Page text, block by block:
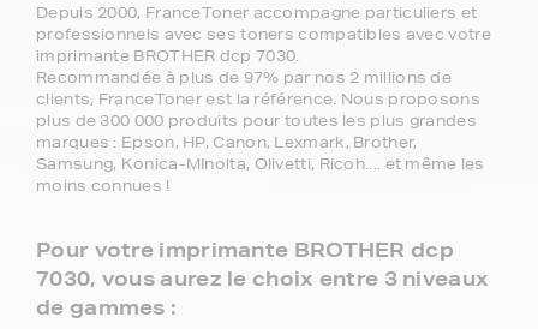
Depuis 2000, FranceToner accompagne particuliers et
professionnels avec ses toners compatibles avec votre
imprimante BROTHER dcp 7030.
Recommandée à plus de 97% par nos 2 millions de
clients, FranceToner est la référence. Nous proposons
plus de 300 000 produits pour toutes les plus grandes
marques : Epson, HP, Canon, Lexmark, Brother,
Samsung, Konica-MInolta, Olivetti, Ricoh.... et même les
moins connues !
Pour votre imprimante BROTHER dcp
7030, vous aurez le choix entre 3 niveaux
de gammes :